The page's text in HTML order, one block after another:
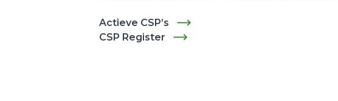
Actieve CSP’s
CSP Register